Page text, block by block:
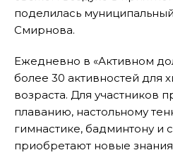
поделилась
Смирнова.
Ежедневно в «Активном
более 30 активностей для
возраста. Для участников
плаванию, настольному
гимнастике, бадминтону и
приобретают новые